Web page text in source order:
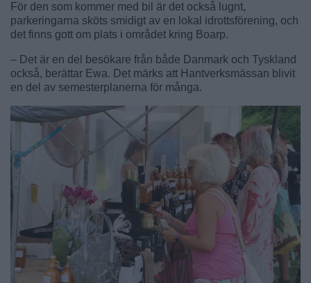
För den som kommer med bil är det också lugnt,
parkeringarna sköts smidigt av en lokal idrottsförening, och
det finns gott om plats i området kring Boarp.
– Det är en del besökare från både Danmark och Tyskland
också, berättar Ewa. Det märks att Hantverksmässan blivit
en del av semesterplanerna för många.